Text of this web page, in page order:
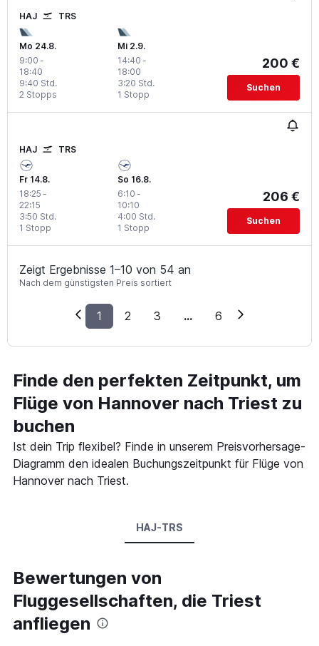
HAJ TRS
Mo 24.8.
9:00 -
18:40
2 Stopps
9:40 Std.
Mi 2.9.
14:40 -
18:00
1 Stopp
3:20 Std.
200 €
Suchen
HAJ TRS
Fr 14.8.
18:25 -
22:15
1 Stopp
3:50 Std.
So 16.8.
6:10 -
10:10
1 Stopp
4:00 Std.
206 €
Suchen
Zeigt Ergebnisse 1–10 von 54 an
Nach dem günstigsten Preis sortiert
1 2 3 ... 6
Finde den perfekten Zeitpunkt, um
Flüge von Hannover nach Triest zu
buchen
Ist dein Trip flexibel? Finde in unserem Preisvorhersage-
Diagramm den idealen Buchungszeitpunkt für Flüge von
Hannover nach Triest.
HAJ-TRS
Bewertungen von
Fluggesellschaften, die Triest
anfliegen